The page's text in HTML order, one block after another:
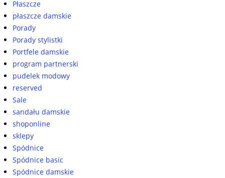
Płaszcze
płaszcze damskie
Porady
Porady stylistki
Portfele damskie
program partnerski
pudelek modowy
reserved
Sale
sandału damskie
shoponline
sklepy
Spódnice
Spódnice basic
Spódnice damskie